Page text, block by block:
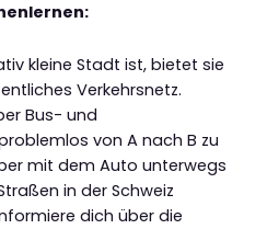
kleine Stadt ist, bietet sie
Verkehrsnetz.
Bus- und
von A nach B zu
mit dem Auto unterwegs
in der Schweiz
dich über die